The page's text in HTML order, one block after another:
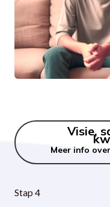
Visie,
Meer info
Stap 4